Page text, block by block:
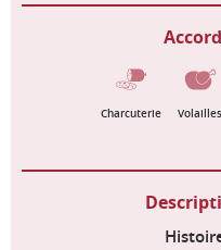
Charcuterie Volailles